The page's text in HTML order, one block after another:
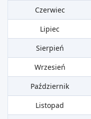
Czerwiec
Lipiec
Sierpień
Wrzesień
Październik
Listopad